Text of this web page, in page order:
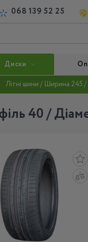
068 139 52 25
Диски
Літні шини / Ширина 245
40 /